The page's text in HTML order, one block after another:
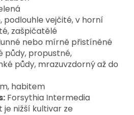
podlouhle vejčité, v horní
zašpičatělé
nebo mírně přistíněné
půdy, propustné,
půdy, mrazuvzdorný až do
habitem
Forsythia Intermedia
je nižší kultivar ze